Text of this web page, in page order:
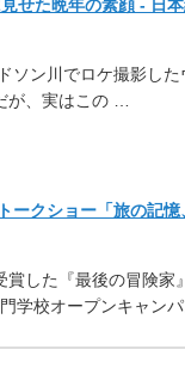
せた晩年の素顔 - 日
ソン川でロケ撮影した
が、実はこの …
ークショー「旅の記
賞した『最後の冒険家
学校オープンキャン